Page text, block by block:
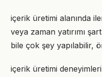
içerik üretimi alanında
veya zaman yatırımı
bile çok şey yapılabilir,
içerik üretimi